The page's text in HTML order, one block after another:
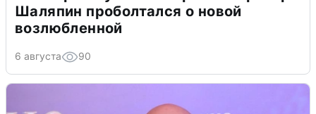
Шаляпин проболтался о новой
возлюбленной
6 августа 90